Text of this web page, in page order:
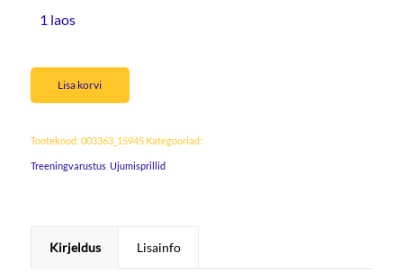
1 laos
Lisa korvi
Tootekood: 003363_15945 Kategooriad:
Treeningvarustus, Ujumisprillid
Kirjeldus Lisainfo